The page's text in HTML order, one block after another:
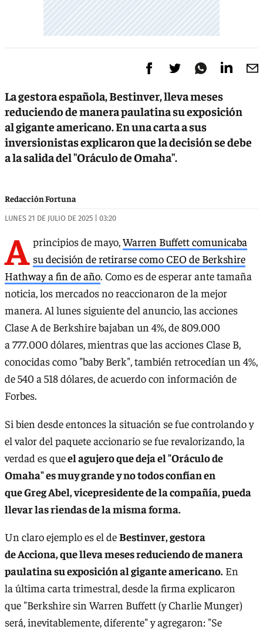
La gestora española, Bestinver, lleva meses
reduciendo de manera paulatina su exposición
al gigante americano. En una carta a sus
inversionistas explicaron que la decisión se debe
a la salida del "Oráculo de Omaha".
Redacción Fortuna
LUNES 21 DE JULIO DE 2025 | 03:20
A principios de mayo,Warren Buffett comunicaba
su decisión de retirarse como CEO de Berkshire
Hathway a fin de año. Como es de esperar ante tamaña
noticia, los mercados no reaccionaron de la mejor
manera. Al lunes siguiente del anuncio, las acciones
Clase A de Berkshire bajaban un 4%, de 809.000
a 777.000 dólares, mientras que las acciones Clase B,
conocidas como "baby Berk", también retrocedían un 4%,
de 540 a 518 dólares, de acuerdo con información de
Forbes.
Si bien desde entonces la situación se fue controlando y
el valor del paquete accionario se fue revalorizando, la
verdad es queel agujero que deja el "Oráculo de
Omaha" es muy grande y no todos confían en
que Greg Abel, vicepresidente de la compañía, pueda
llevar las riendas de la misma forma.
Un claro ejemplo es el deBestinver, gestora
de Acciona, que lleva meses reduciendo de manera
paulatina su exposición al gigante americano. En
la última carta trimestral, desde la firma explicaron
que "Berkshire sin Warren Buffett (y Charlie Munger)
será, inevitablemente, diferente" y agregaron: "Se